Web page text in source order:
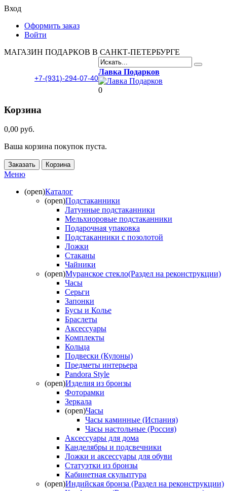
Вход
Оформить заказ
Войти
МАГАЗИН ПОДАРКОВ В САНКТ-ПЕТЕРБУРГЕ
+7-(931)-294-07-40
Лавка Подарков
0
Корзина
0,00 руб.
Ваша корзина покупок пуста.
Заказать Корзина
Меню
(open)Каталог
(open)Подстаканники
Латунные подстаканники
Мельхиоровые подстаканники
Подарочная упаковка
Подстаканники с позолотой
Ложки
Стаканы
Чайники
(open)Муранское стекло(Раздел на реконструкции)
Часы
Серьги
Запонки
Бусы и Колье
Браслеты
Аксессуары
Комплекты
Кольца
Подвески (Кулоны)
Предметы интерьера
Pandora Style
(open)Изделия из бронзы
Фоторамки
Зеркала
(open)Часы
Часы каминные (Испания)
Часы настольные (Россия)
Аксессуары для дома
Канделябры и подсвечники
Ложки и аксессуары для обуви
Статуэтки из бронзы
Кабинетная скульптура
(open)Индийская бронза (Раздел на реконструкции)